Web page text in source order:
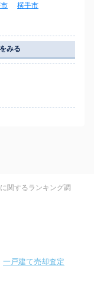
横手市
みる
関するランキング調
一戸建て売却査定